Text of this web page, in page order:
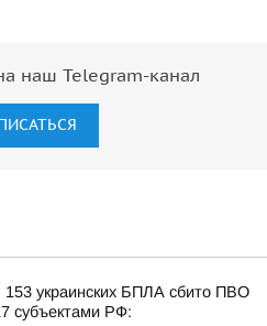
наш Telegram-канал
украинских БПЛА сбито ПВО
субъектами РФ: